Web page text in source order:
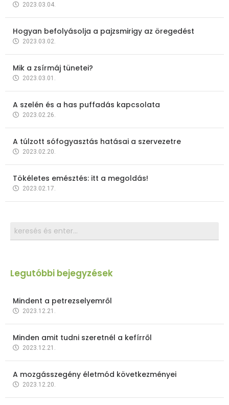
2023.03.04.
Hogyan befolyásolja a pajzsmirigy az öregedést
2023.03.02.
Mik a zsírmáj tünetei?
2023.03.01.
A szelén és a has puffadás kapcsolata
2023.02.26.
A túlzott sófogyasztás hatásai a szervezetre
2023.02.20.
Tökéletes emésztés: itt a megoldás!
2023.02.17.
Legutóbbi bejegyzések
Mindent a petrezselyemről
2023.12.21.
Minden amit tudni szeretnél a kefírről
2023.12.21.
A mozgásszegény életmód következményei
2023.12.20.